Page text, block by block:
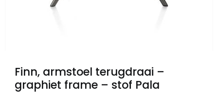
Finn, armstoel terugdraai –
graphiet frame – stof Pala